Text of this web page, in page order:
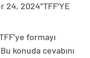
2024″TFF’YE
formayı
konuda cevabını